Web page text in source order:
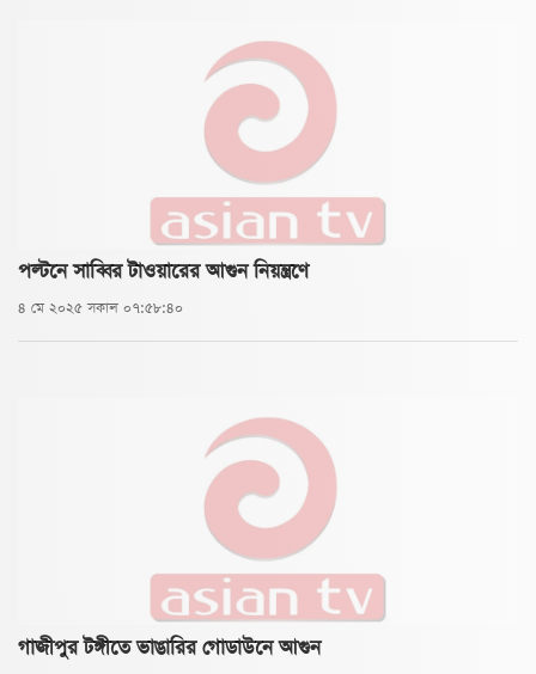
পল্টনে সাব্বির টাওয়ারের আগুন নিয়ন্ত্রণে
৪ মে ২০২৫ সকাল ০৭:৫৮:৪০
গাজীপুর টঙ্গীতে ভাঙারির গোডাউনে আগুন